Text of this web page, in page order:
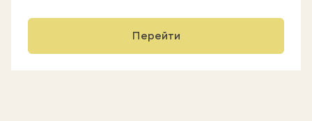
Перейти